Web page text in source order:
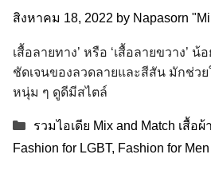
สิงหาคม 18, 2022 by Napasorn
เสื้อลายทาง’ หรือ ‘เสื้อลายขวาง’
ชัดเจนของลวดลายและสีสัน มักช่ว
หนุ่ม ๆ ดูดีมีสไตล์
Categories
รวมไอเดีย Mix and Match เสื้อ
Fashion for LGBT, Fashion for Men